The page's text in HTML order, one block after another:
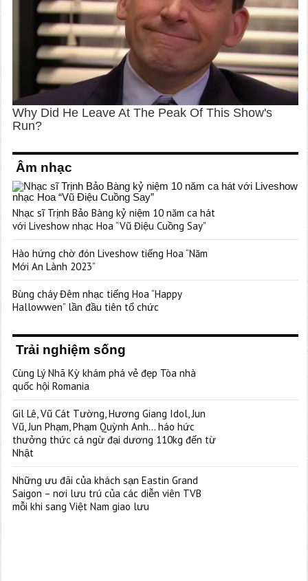
Âm nhạc
Nhạc sĩ Trịnh Bảo Bàng kỷ niệm 10 năm ca hát
với Liveshow nhạc Hoa “Vũ Điệu Cuồng Say”
Hào hứng chờ đón Liveshow tiếng Hoa “Năm
Mới An Lành 2023”
Bùng cháy Đêm nhạc tiếng Hoa “Happy
Hallowwen” lần đầu tiên tổ chức
Trải nghiệm sống
Cùng Lý Nhã Kỳ khám phá vẻ đẹp Tòa nhà
quốc hội Romania
Gil Lê, Vũ Cát Tường, Hương Giang Idol, Jun
Vũ, Jun Phạm, Phạm Quỳnh Anh… háo hức
thưởng thức cá ngừ đại dương 110kg đến từ
Nhật
Những ưu đãi của khách sạn Eastin Grand
Saigon – nơi lưu trú của các diễn viên TVB
mỗi khi sang Việt Nam giao lưu